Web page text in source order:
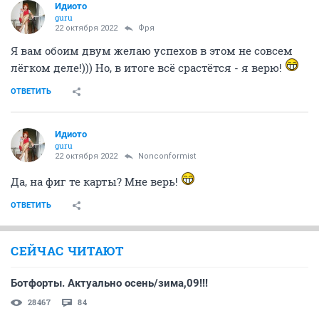
Идиото
guru
22 октября 2022 Фря
Я вам обоим двум желаю успехов в этом не совсем
лёгком деле!))) Но, в итоге всё срастётся - я верю!
ОТВЕТИТЬ
Идиото
guru
22 октября 2022 Nonconformist
Да, на фиг те карты? Мне верь!
ОТВЕТИТЬ
СЕЙЧАС ЧИТАЮТ
Ботфорты. Актуально осень/зима,09!!!
28467 84